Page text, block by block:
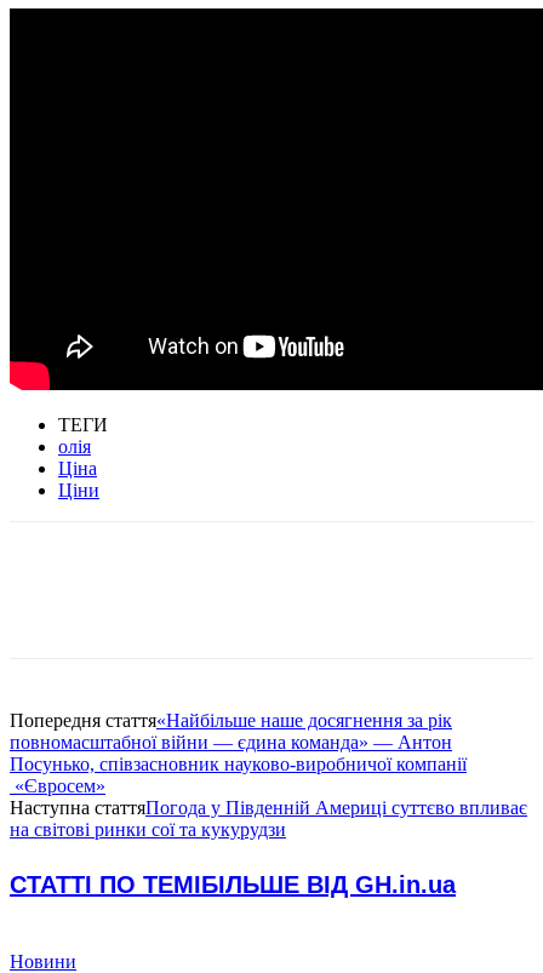
ТЕГИ
олія
Ціна
Ціни
Попередня стаття«Найбільше наше досягнення за рік
повномасштабної війни — єдина команда» — Антон
Посунько, співзасновник науково-виробничої компанії
«Євросем»
Наступна статтяПогода у Південній Америці суттєво впливає
на світові ринки сої та кукурудзи
СТАТТІ ПО ТЕМІБІЛЬШЕ ВІД GH.in.ua
Новини